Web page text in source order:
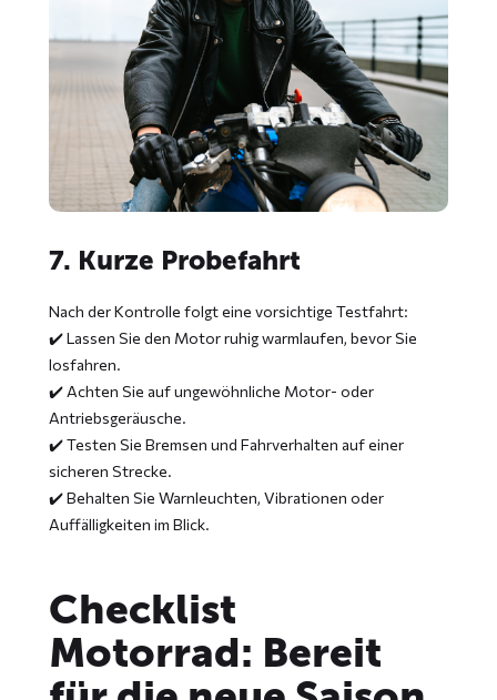
7. Kurze Probefahrt
Nach der Kontrolle folgt eine vorsichtige Testfahrt:
✔️ Lassen Sie den Motor ruhig warmlaufen, bevor Sie
losfahren.
✔️ Achten Sie auf ungewöhnliche Motor- oder
Antriebsgeräusche.
✔️ Testen Sie Bremsen und Fahrverhalten auf einer
sicheren Strecke.
✔️ Behalten Sie Warnleuchten, Vibrationen oder
Auffälligkeiten im Blick.
Checklist
Motorrad: Bereit